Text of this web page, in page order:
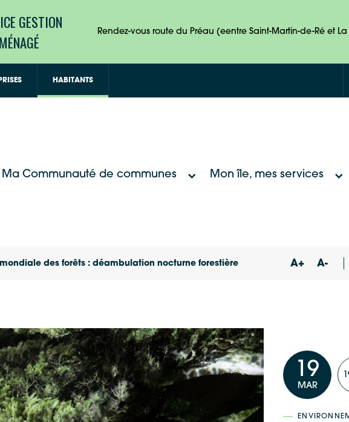
GESTION
Rendez-vous route du Préau (eentre Saint-Martin-de-Ré et La
HABITANTS
Ma Communauté de communes Mon île, mes services
des forêts : déambulation nocturne forestière A+ A-
19
MAR